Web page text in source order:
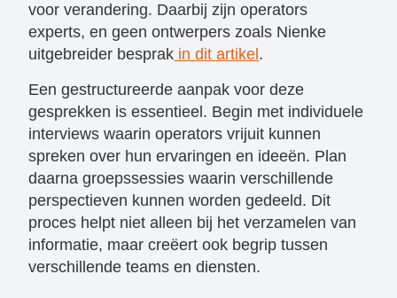
voor verandering. Daarbij zijn operators
experts, en geen ontwerpers zoals Nienke
uitgebreider besprak in dit artikel .
Een gestructureerde aanpak voor deze
gesprekken is essentieel. Begin met individuele
interviews waarin operators vrijuit kunnen
spreken over hun ervaringen en ideeën. Plan
daarna groepssessies waarin verschillende
perspectieven kunnen worden gedeeld. Dit
proces helpt niet alleen bij het verzamelen van
informatie, maar creëert ook begrip tussen
verschillende teams en diensten.